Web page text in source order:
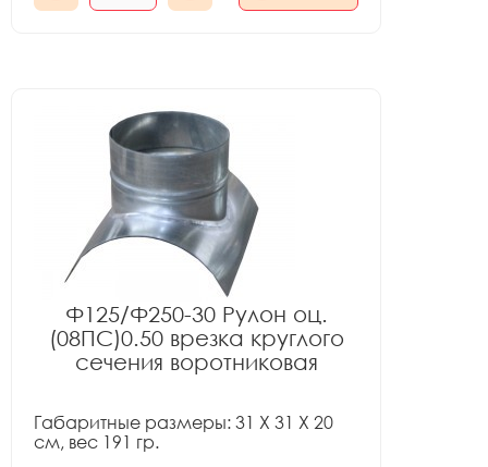
Ф125/Ф250-30 Рулон оц.
(08ПС)0.50 врезка круглого
сечения воротниковая
Габаритные размеры: 31 X 31 X 20
см, вес 191 гр.